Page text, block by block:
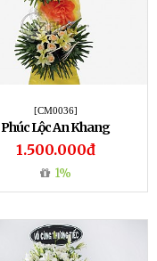
[CM0036]
Phúc Lộc An Khang
1.500.000đ
1%